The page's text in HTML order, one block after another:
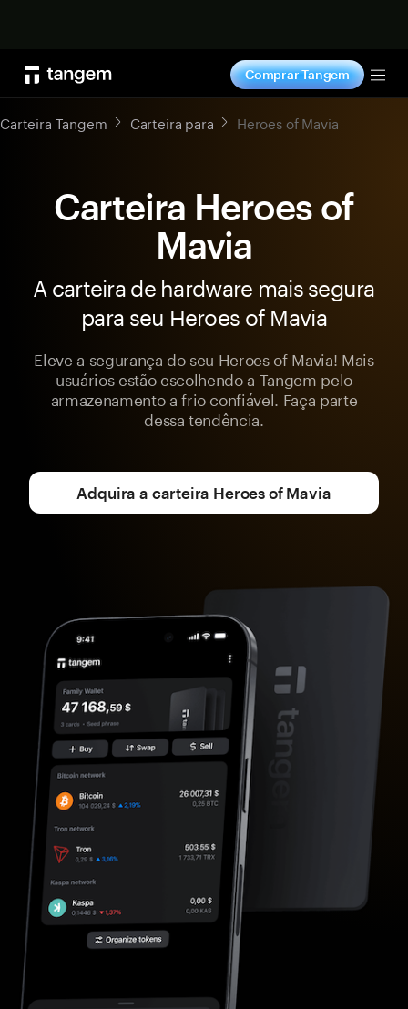
Comprar Tangem
Carteira Tangem Carteira para Heroes of Mavia
Carteira Heroes of
Mavia
A carteira de hardware mais segura
para seu Heroes of Mavia
Eleve a segurança do seu Heroes of Mavia! Mais
usuários estão escolhendo a Tangem pelo
armazenamento a frio confiável. Faça parte
dessa tendência.
Adquira a carteira Heroes of Mavia